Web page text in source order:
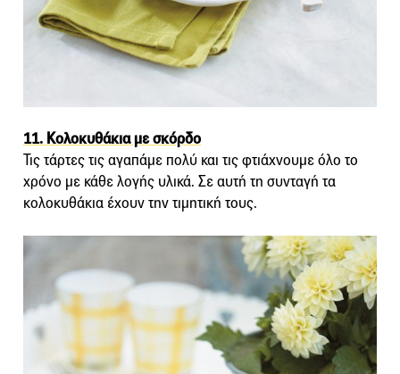
11. Κολοκυθάκια με σκόρδο
Τις τάρτες τις αγαπάμε πολύ και τις φτιάχνουμε όλο το
χρόνο με κάθε λογής υλικά. Σε αυτή τη συνταγή τα
κολοκυθάκια έχουν την τιμητική τους.